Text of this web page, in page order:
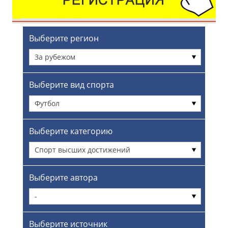
Выберите регион
За рубежом
Выберите вид спорта
Футбол
Выберите категорию
Спорт высших достижений
Выберите автора
-
Выберите источник